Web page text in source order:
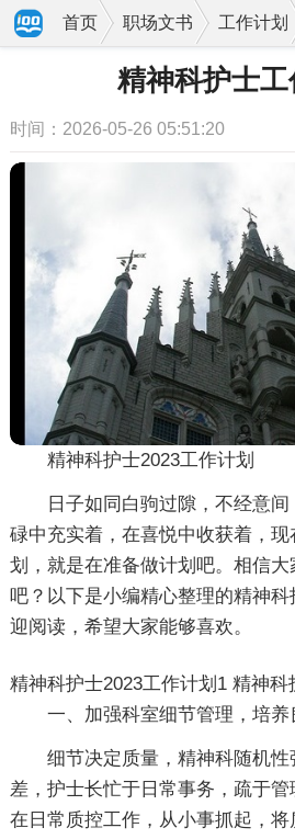
首页 职场文书 工作计划
精神科护士工
时间：2026-05-26 05:51:20
精神科护士2023工作计划
日子如同白驹过隙，不经意
碌中充实着，在喜悦中收获着，
划，就是在准备做计划吧。相信
吧？以下是小编精心整理的精神
迎阅读，希望大家能够喜欢。
精神科护士2023工作计划1
一、加强科室细节管理，培养
细节决定质量，精神科随机
差，护士长忙于日常事务，疏于
在日常质控工作，从小事抓起，
精神科